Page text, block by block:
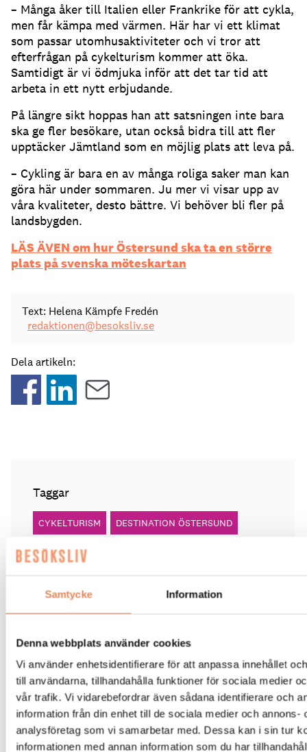
Samtycke Information
Denna webbplats använder cookies
Vi använder enhetsidentifierare för att anpassa innehållet
till användarna, tillhandahålla funktioner för sociala medier
vår trafik. Vi vidarebefordrar även sådana identifierare och
information från din enhet till de sociala medier och annons-
analysföretag som vi samarbetar med. Dessa kan i sin tur
informationen med annan information som du har
– Många åker till Italien eller Frankrike för att cykla,
men får kämpa med värmen. Här har vi ett klimat
som passar utomhusaktiviteter och vi tror att
efterfrågan på cykelturism kommer att öka.
Samtidigt är vi ödmjuka inför att det tar tid att
arbeta in ett nytt erbjudande.
På längre sikt hoppas han att satsningen inte bara
ska ge fler besökare, utan också bidra till att fler
upptäcker Jämtland som en möjlig plats att leva på.
– Cykling är bara en av många roliga saker man kan
göra här under sommaren. Ju mer vi visar upp av
våra kvaliteter, desto bättre. Vi behöver bli fler på
landsbygden.
LÄS ÄVEN om hur Östersund ska ta en större
plats på svenska möteskartan
Text: Helena Kämpfe Fredén
redaktionen@besoksliv.se
Dela artikeln:
Taggar
CYKELTURISM DESTINATION ÖSTERSUND
FRÖSÖ PARK HOTEL
BESÖKSNÄRING | 4 augusti 2026
AI-robotar: En framtid med
nya kollegor
Professor Kristina Palm FOTO: Theresia Viska FOTO: